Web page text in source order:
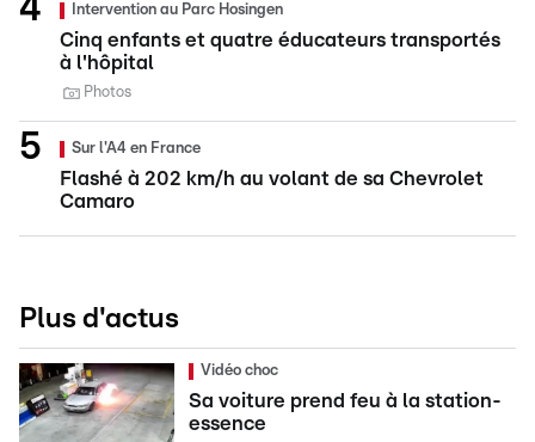
Intervention au Parc Hosingen
Cinq enfants et quatre éducateurs transportés
à l'hôpital
Photos
Sur l'A4 en France
Flashé à 202 km/h au volant de sa Chevrolet
Camaro
Plus d'actus
Vidéo choc
Sa voiture prend feu à la station-
essence